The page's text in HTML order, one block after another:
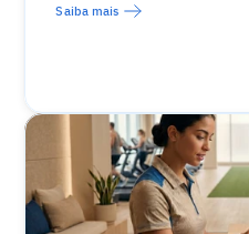
Saiba mais